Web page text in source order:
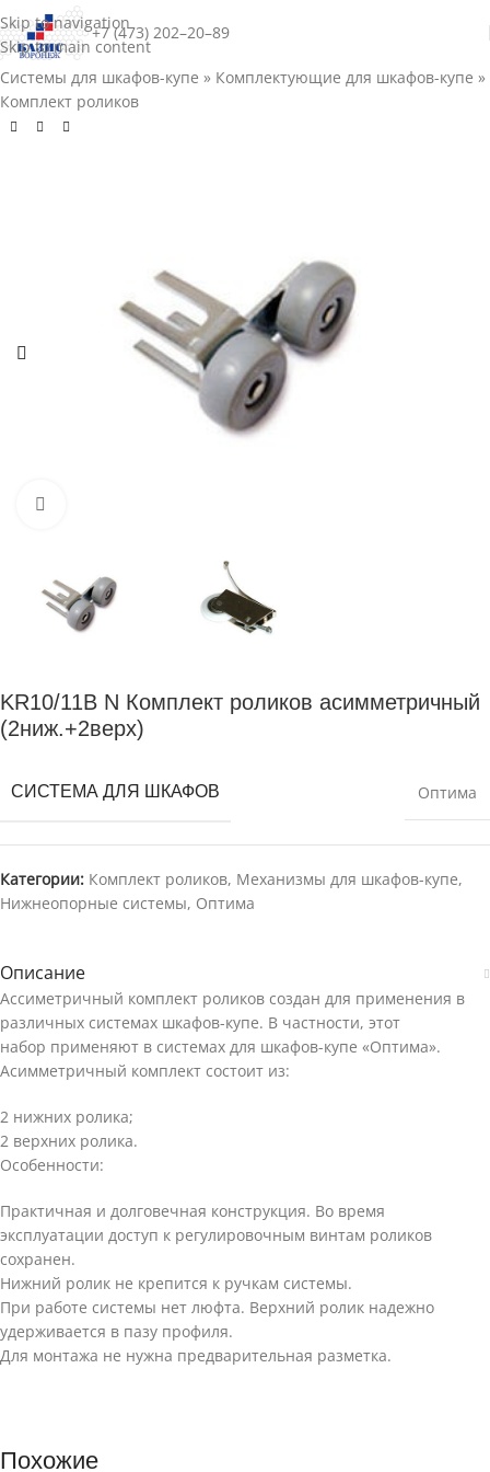
Skip to navigation
Skip to main content
+7 (473) 202–20–89
Системы для шкафов-купе » Комплектующие для шкафов-купе »
Комплект роликов
KR10/11B N Комплект роликов асимметричный
(2ниж.+2верх)
СИСТЕМА ДЛЯ ШКАФОВ Оптима
Категории: Комплект роликов, Механизмы для шкафов-купе,
Нижнеопорные системы, Оптима
Описание
Ассиметричный комплект роликов создан для применения в
различных системах шкафов-купе. В частности, этот
набор применяют в системах для шкафов-купе «Оптима».
Асимметричный комплект состоит из:
2 нижних ролика;
2 верхних ролика.
Особенности:
Практичная и долговечная конструкция. Во время
эксплуатации доступ к регулировочным винтам роликов
сохранен.
Нижний ролик не крепится к ручкам системы.
При работе системы нет люфта. Верхний ролик надежно
удерживается в пазу профиля.
Для монтажа не нужна предварительная разметка.
Похожие